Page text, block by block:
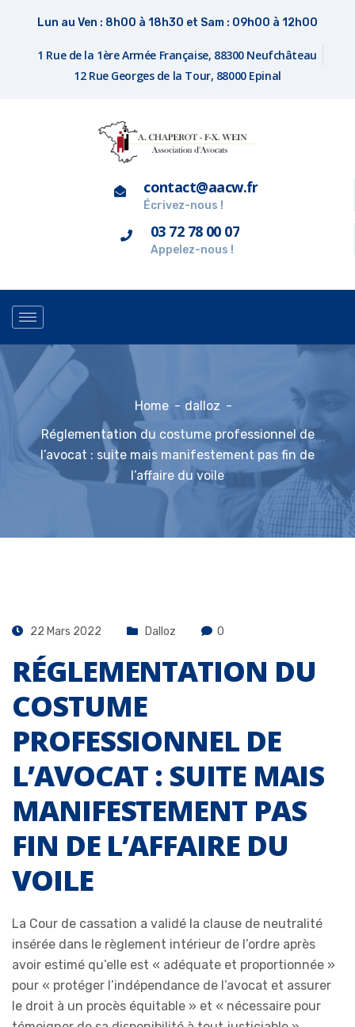
Lun au Ven : 8h00 à 18h30 et Sam : 09h00 à 12h00
1 Rue de la 1ère Armée Française, 88300 Neufchâteau
12 Rue Georges de la Tour, 88000 Epinal
contact@aacw.fr
Écrivez-nous !
03 72 78 00 07
Appelez-nous !
Home
dalloz
Réglementation du costume professionnel de
l’avocat : suite mais manifestement pas fin de
l’affaire du voile
22 Mars 2022 Dalloz 0
RÉGLEMENTATION DU
COSTUME
PROFESSIONNEL DE
L’AVOCAT : SUITE MAIS
MANIFESTEMENT PAS
FIN DE L’AFFAIRE DU
VOILE
La Cour de cassation a validé la clause de neutralité
insérée dans le règlement intérieur de l’ordre après
avoir estimé qu’elle est « adéquate et proportionnée »
pour « protéger l’indépendance de l’avocat et assurer
le droit à un procès équitable » et « nécessaire pour